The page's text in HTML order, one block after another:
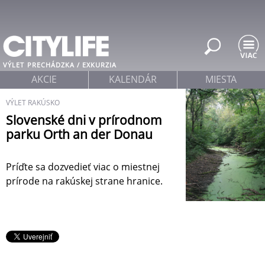
VÝLET PRECHÁDZKA / EXKURZIA
VÝLET RAKÚSKO
Slovenské dni v prírodnom
parku Orth an der Donau
Príďte sa dozvedieť viac o miestnej
prírode na rakúskej strane hranice.
AKCIE KALENDÁR MIESTA